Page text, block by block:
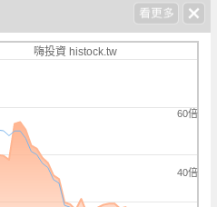
嗨投資 histock.tw
40倍
60倍